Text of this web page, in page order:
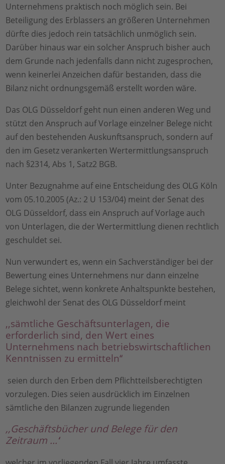
Unternehmens praktisch noch möglich sein. Bei
Beteiligung des Erblassers an größeren Unternehmen
dürfte dies jedoch rein tatsächlich unmöglich sein.
Darüber hinaus war ein solcher Anspruch bisher auch
dem Grunde nach jedenfalls dann nicht zugesprochen,
wenn keinerlei Anzeichen dafür bestanden, dass die
Bilanz nicht ordnungsgemäß erstellt worden wäre.
Das OLG Düsseldorf geht nun einen anderen Weg und
stützt den Anspruch auf Vorlage einzelner Belege nicht
auf den bestehenden Auskunftsanspruch, sondern auf
den im Gesetz verankerten Wertermittlungsanspruch
nach §2314, Abs 1, Satz2 BGB.
Unter Bezugnahme auf eine Entscheidung des OLG Köln
vom 05.10.2005 (Az.: 2 U 153/04) meint der Senat des
OLG Düsseldorf, dass ein Anspruch auf Vorlage auch
von Unterlagen, die der Wertermittlung dienen rechtlich
geschuldet sei.
Nun verwundert es, wenn ein Sachverständiger bei der
Bewertung eines Unternehmens nur dann einzelne
Belege sichtet, wenn konkrete Anhaltspunkte bestehen,
gleichwohl der Senat des OLG Düsseldorf meint
,,sämtliche Geschäftsunterlagen, die
erforderlich sind, den Wert eines
Unternehmens nach betriebswirtschaftlichen
Kenntnissen zu ermitteln‘‘
seien durch den Erben dem Pflichtteilsberechtigten
vorzulegen. Dies seien ausdrücklich im Einzelnen
sämtliche den Bilanzen zugrunde liegenden
,,Geschäftsbücher und Belege für den
Zeitraum ...‘‘